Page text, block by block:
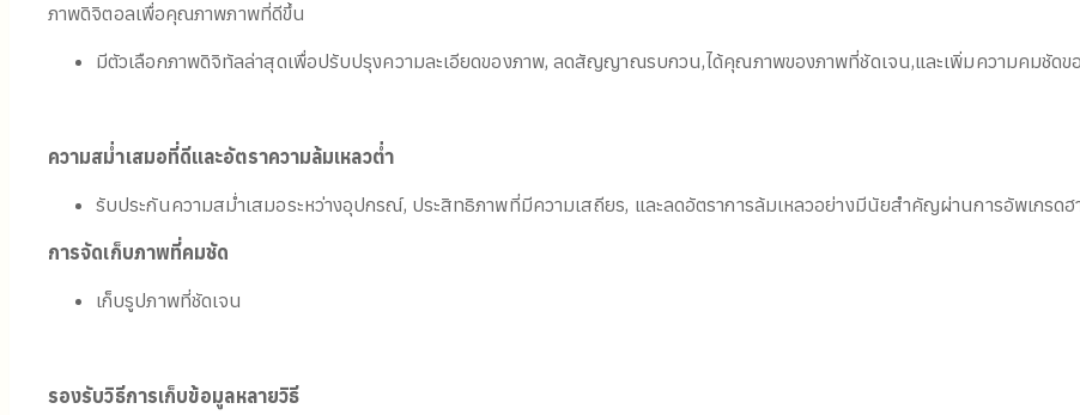
ภาพดิจิตอลเพื่อคุณภาพภาพที่ดีขึ้น
มีตัวเลือกภาพดิจิทัลล่าสุดเพื่อปรับปรุงความละเอียดของภาพ, ลดสัญญาณรบกวน,ได้คุณภาพของภาพที่ชัดเจน,และเพิ่มความคมชัด
ความสม่ำเสมอที่ดีและอัตราความล้มเหลวต่ำ
รับประกันความสม่ำเสมอระหว่างอุปกรณ์, ประสิทธิภาพที่มีความเสถียร, และลดอัตราการล้มเหลวอย่างมีนัยสำคัญผ่านการอัพเกรดฮ
การจัดเก็บภาพที่คมชัด
เก็บรูปภาพที่ชัดเจน
รองรับวิธีการเก็บข้อมูลหลายวิธี